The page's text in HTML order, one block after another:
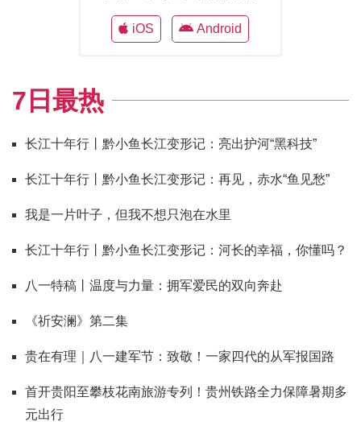
iOS Android
7日最热
长江十年行丨黔小鱼长江变形记：亮出护河“黑科技”
长江十年行丨黔小鱼长江变形记：再见，赤水“鱼见愁”
我是一片叶子，但我不想只泡在水里
长江十年行丨黔小鱼长江变形记：河长的幸福，你懂吗？
八一特稿丨温度与力量：拥军爱民的双向奔赴
《祈安澜》第二集
贵在有理｜八一建军节：致敬！一家四代的从军报国路
首开贵阳至攀枝花南旅游专列！贵州铁路全力保障暑期多
元出行